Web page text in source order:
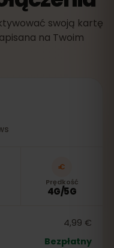
swoją kartę
na Twoim
Prędkość
4G/5G
4,99 €
Bezpłatny